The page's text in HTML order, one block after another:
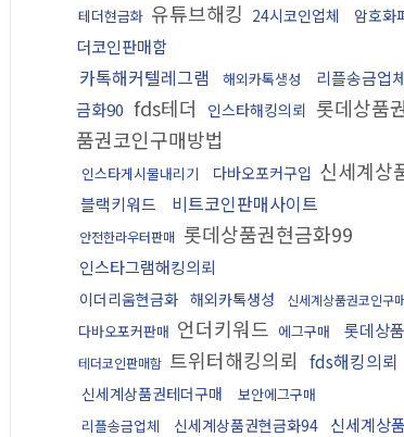
테더현금화 유튜브해킹 24시코인업체 암호화
더코인판매함
카톡해커텔레그램 해외카톡생성 리플송금업
금화90 fds테더 인스타해킹의뢰 롯데상품
품권코인구매방법
인스타게시물내리기 다바오포커구입 신세계상
블랙키워드 비트코인판매사이트
안전한라우터판매 롯데상품권현금화99
인스타그램해킹의뢰
이더리움현금화 해외카톡생성 신세계상품권코인구
다바오포커판매 언더키워드 에그구매 롯데상
테더코인판매함 트위터해킹의뢰 fds해킹의뢰
신세계상품권테더구매
보안에그구매
리플송금업체
신세계상품권현금화94 신세계상